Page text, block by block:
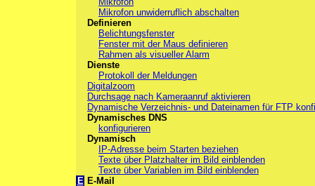
Mikrofon unwiderruflich abschalten
Definieren
Belichtungsfenster
Fenster mit der Maus definieren
Rahmen als visueller Alarm
Dienste
Protokoll der Meldungen
Digitalzoom
Durchsage nach Kameraanruf aktivieren
Dynamische Verzeichnis- und Dateinamen für FTP
Dynamisches DNS
konfigurieren
Dynamisch
IP-Adresse beim Starten beziehen
Texte über Platzhalter im Bild einblenden
Texte über Variablen im Bild einblenden
E E-Mail